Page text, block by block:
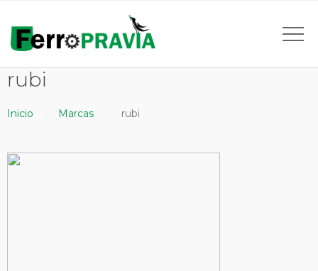
rubi
Inicio Marcas rubi